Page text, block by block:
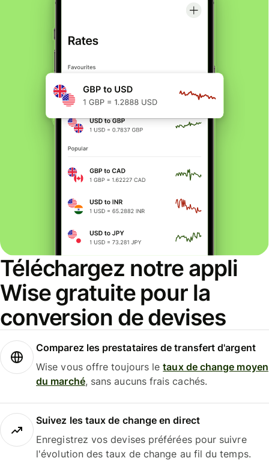
Téléchargez notre appli
Wise gratuite pour la
conversion de devises
Comparez les prestataires de transfert d'argent
Wise vous offre toujours letaux de change moyen
du marché, sans aucuns frais cachés.
Suivez les taux de change en direct
Enregistrez vos devises préférées pour suivre
l'évolution des taux de change au fil du temps.